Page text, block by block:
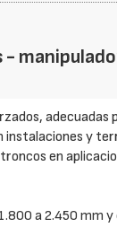
adecuadas
instalaciones y
en
a 2.450 mm y